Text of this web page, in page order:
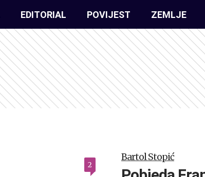
EDITORIAL POVIJEST ZEMLJE
2
Bartol Stopić